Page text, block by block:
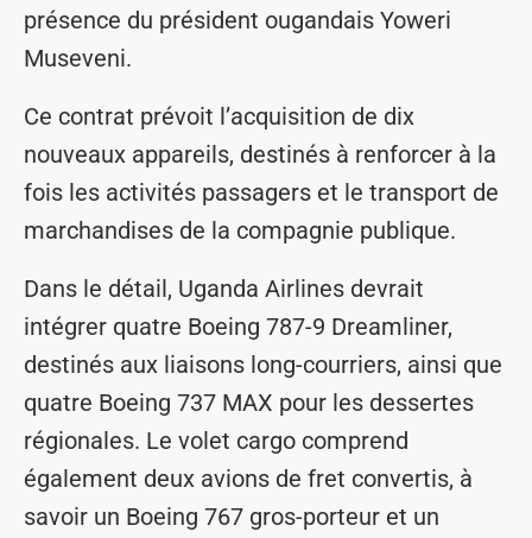
présence du président ougandais Yoweri
Museveni.
Ce contrat prévoit l’acquisition de dix
nouveaux appareils, destinés à renforcer à la
fois les activités passagers et le transport de
marchandises de la compagnie publique.
Dans le détail, Uganda Airlines devrait
intégrer quatre Boeing 787-9 Dreamliner,
destinés aux liaisons long-courriers, ainsi que
quatre Boeing 737 MAX pour les dessertes
régionales. Le volet cargo comprend
également deux avions de fret convertis, à
savoir un Boeing 767 gros-porteur et un